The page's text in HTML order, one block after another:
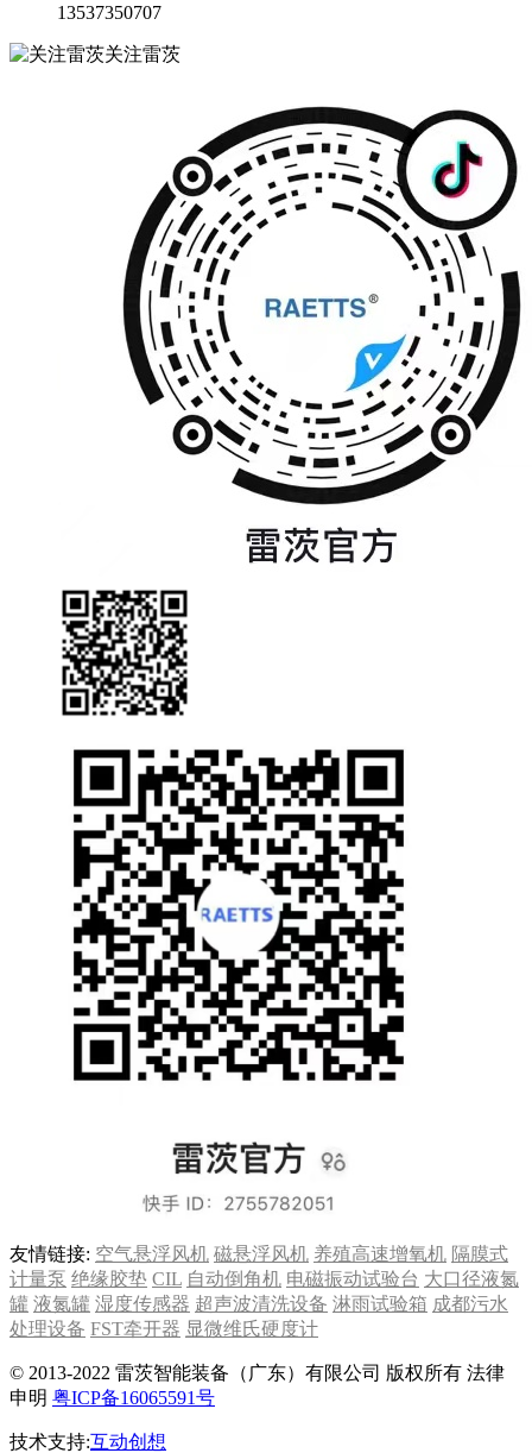
13537350707
关注雷茨
友情链接: 空气悬浮风机 磁悬浮风机 养殖高速增氧机 隔膜式
计量泵 绝缘胶垫 CIL 自动倒角机 电磁振动试验台 大口径液氮
罐 液氮罐 湿度传感器 超声波清洗设备 淋雨试验箱 成都污水
处理设备 FST牵开器 显微维氏硬度计
© 2013-2022 雷茨智能装备（广东）有限公司 版权所有 法律
申明 粤ICP备16065591号
技术支持:互动创想